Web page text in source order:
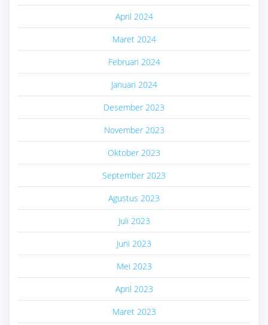
April 2024
Maret 2024
Februari 2024
Januari 2024
Desember 2023
November 2023
Oktober 2023
September 2023
Agustus 2023
Juli 2023
Juni 2023
Mei 2023
April 2023
Maret 2023